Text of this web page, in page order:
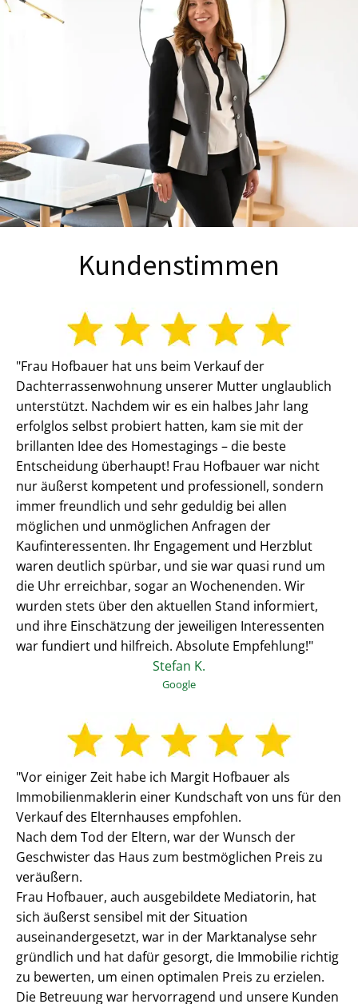
Kundenstimmen
"Frau Hofbauer hat uns beim Verkauf der
Dachterrassenwohnung unserer Mutter unglaublich
unterstützt. Nachdem wir es ein halbes Jahr lang
erfolglos selbst probiert hatten, kam sie mit der
brillanten Idee des Homestagings – die beste
Entscheidung überhaupt! Frau Hofbauer war nicht
nur äußerst kompetent und professionell, sondern
immer freundlich und sehr geduldig bei allen
möglichen und unmöglichen Anfragen der
Kaufinteressenten. Ihr Engagement und Herzblut
waren deutlich spürbar, und sie war quasi rund um
die Uhr erreichbar, sogar an Wochenenden. Wir
wurden stets über den aktuellen Stand informiert,
und ihre Einschätzung der jeweiligen Interessenten
war fundiert und hilfreich. Absolute Empfehlung!"
Stefan K.
Google
"Vor einiger Zeit habe ich Margit Hofbauer als
Immobilienmaklerin einer Kundschaft von uns für den
Verkauf des Elternhauses empfohlen.
Nach dem Tod der Eltern, war der Wunsch der
Geschwister das Haus zum bestmöglichen Preis zu
veräußern.
Frau Hofbauer, auch ausgebildete Mediatorin, hat
sich äußerst sensibel mit der Situation
auseinandergesetzt, war in der Marktanalyse sehr
gründlich und hat dafür gesorgt, die Immobilie richtig
zu bewerten, um einen optimalen Preis zu erzielen.
Die Betreuung war hervorragend und unsere Kunden